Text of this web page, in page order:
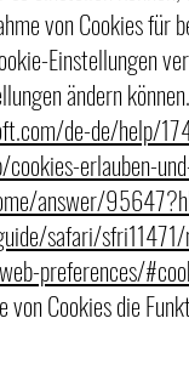
von Cookies
Einstellungen
ändern
de-de/help/
erlauben-
answer/
safari/
preferences/
Cookies die